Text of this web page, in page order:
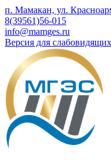
п. Мамакан, ул.
8(39561)56-015
info@mamges.ru
Версия для слабовидящих